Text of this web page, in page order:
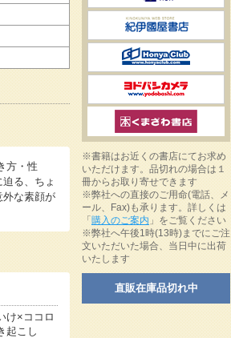
方・性
る、ちょ
外な素顔が
け×ココロ
起こし
※書籍はお近くの書店にてお求め
いただけます。品切れの場合は１
冊からお取り寄せできます
※弊社への直接のご用命(電話、メ
ール、Fax)も承ります。詳しくは
「 購入のご案内 」をご覧ください
※弊社へ午後1時(13時)までにご注
文いただいた場合、当日中に出荷
いたします
直販在庫品切れ中